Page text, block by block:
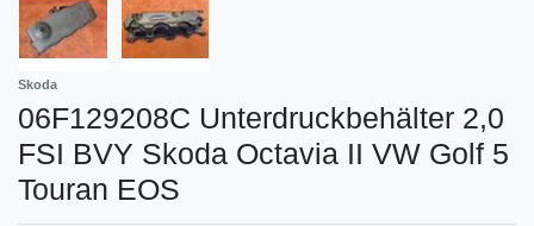
Skoda
06F129208C Unterdruckbehälter 2,0
FSI BVY Skoda Octavia II VW Golf 5
Touran EOS